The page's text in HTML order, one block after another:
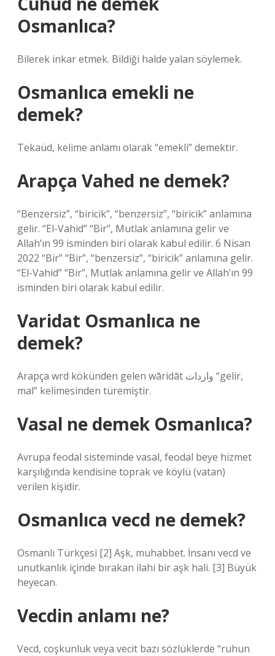
Osmanlıca?
Bilerek inkar etmek. Bildiği halde yalan söylemek.
Osmanlıca emekli ne
demek?
Tekaüd, kelime anlamı olarak “emekli” demektir.
Arapça Vahed ne demek?
“Benzersiz”, “biricik”, “benzersiz”, “biricik” anlamına
gelir. “El-Vahid” “Bir”, Mutlak anlamına gelir ve
Allah’ın 99 isminden biri olarak kabul edilir. 6 Nisan
2022 “Bir” “Bir”, “benzersiz”, “biricik” anlamına gelir.
“El-Vahid” “Bir”, Mutlak anlamına gelir ve Allah’ın 99
isminden biri olarak kabul edilir.
Varidat Osmanlıca ne
demek?
Arapça wrd kökünden gelen wāridāt واردات “gelir,
mal” kelimesinden türemiştir.
Vasal ne demek Osmanlıca?
Avrupa feodal sisteminde vasal, feodal beye hizmet
karşılığında kendisine toprak ve köylü (vatan)
verilen kişidir.
Osmanlıca vecd ne demek?
Osmanlı Türkçesi [2] Aşk, muhabbet. İnsanı vecd ve
unutkanlık içinde bırakan ilahi bir aşk hali. [3] Büyük
heyecan.
Vecdin anlamı ne?
Vecd, coşkunluk veya vecit bazı sözlüklerde “ruhun